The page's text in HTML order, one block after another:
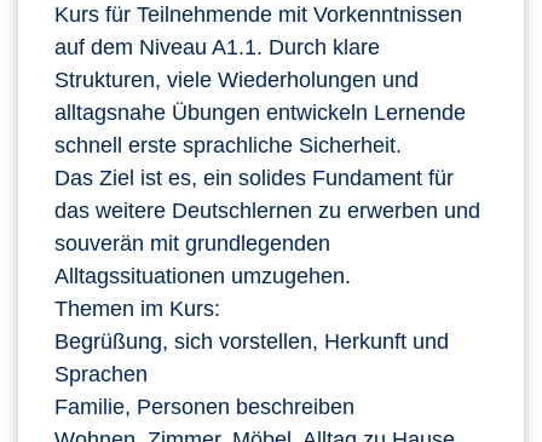
Kurs für Teilnehmende mit Vorkenntnissen
auf dem Niveau A1.1. Durch klare
Strukturen, viele Wiederholungen und
alltagsnahe Übungen entwickeln Lernende
schnell erste sprachliche Sicherheit.
Das Ziel ist es, ein solides Fundament für
das weitere Deutschlernen zu erwerben und
souverän mit grundlegenden
Alltagssituationen umzugehen.
Themen im Kurs:
Begrüßung, sich vorstellen, Herkunft und
Sprachen
Familie, Personen beschreiben